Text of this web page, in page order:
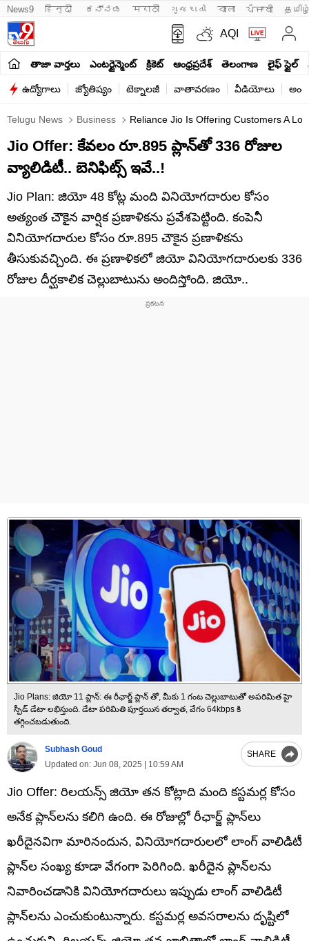
News9 हिन्दी ಕನ್ನಡ मराठी ગુજરાતી বাংলা ਪੰਜਾਬੀ
AQI
తాజా వార్తలు ఎంటర్టైన్మెంట్ క్రికెట్ ఆంధ్రప్రదేశ్ తెలంగాణ లైఫ్ స్టైల్
ఉద్యోగాలు జ్యోతిష్యం టెక్నాలజీ వాతావరణం వీడియోలు
Telugu News Business Reliance Jio Is Offering Customers A
Jio Offer: కేవలం రూ.895 ప్లాన్‌తో 336 రోజుల
వ్యాలిడిటీ.. బెనిఫిట్స్‌ ఇవే..!
Jio Plan: జియో 48 కోట్ల మంది వినియోగదారుల కోసం
అత్యంత చౌకైన వార్షిక ప్రణాళికను ప్రవేశపెట్టింది. కంపెనీ
వినియోగదారుల కోసం రూ.895 చౌకైన ప్రణాళికను
తీసుకువచ్చింది. ఈ ప్రణాళికలో జియో వినియోగదారులకు 336
రోజుల దీర్ఘకాలిక చెల్లుబాటును అందిస్తోంది. జియో..
Jio Plans: జియో 11 ప్లాన్: ఈ రీఛార్జ్ ప్లాన్ తో, మీకు 1 గంట చెల్లుబాటుతో అపరిమిత హై
స్పీడ్ డేటా లభిస్తుంది. డేటా పరిమితి పూర్తయిన తర్వాత, వేగం 64kbps కి
తగ్గించబడుతుంది.
Subhash Goud
Updated on: Jun 08, 2025 | 10:59 AM
SHARE
Jio Offer: రిలయన్స్ జియో తన కోట్లాది మంది కస్టమర్ల కోసం
అనేక ప్లాన్‌లను కలిగి ఉంది. ఈ రోజుల్లో రీఛార్జ్ ప్లాన్‌లు
ఖరీదైనవిగా మారినందున, వినియోగదారులలో లాంగ్ వాలిడిటీ
ప్లాన్‌ల సంఖ్య కూడా వేగంగా పెరిగింది. ఖరీదైన ప్లాన్‌లను
నివారించడానికి వినియోగదారులు ఇప్పుడు లాంగ్ వాలిడిటీ
ప్లాన్‌లను ఎంచుకుంటున్నారు. కస్టమర్ల అవసరాలను దృష్టిలో